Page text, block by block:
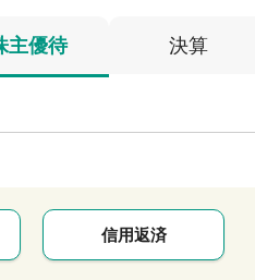
主優待 決算
信用返済